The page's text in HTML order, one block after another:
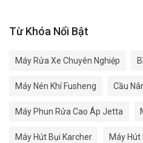
Từ Khóa Nổi Bật
Máy Rửa Xe Chuyên Nghiệp
Máy Nén Khí Fusheng Cầu
Máy Phun Rửa Cao Áp Jetta
Máy Hút Bụi Karcher Máy